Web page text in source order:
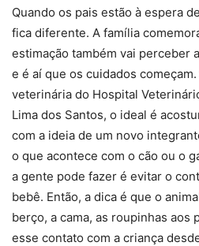
Quando os pais estão à espera
fica diferente. A família
estimação também vai perceber
e é aí que os cuidados
veterinária do Hospital
Lima dos Santos, o ideal é
com a ideia de um novo
o que acontece com o cão ou o
a gente pode fazer é evitar o
bebê. Então, a dica é que o
berço, a cama, as roupinhas aos
esse contato com a criança